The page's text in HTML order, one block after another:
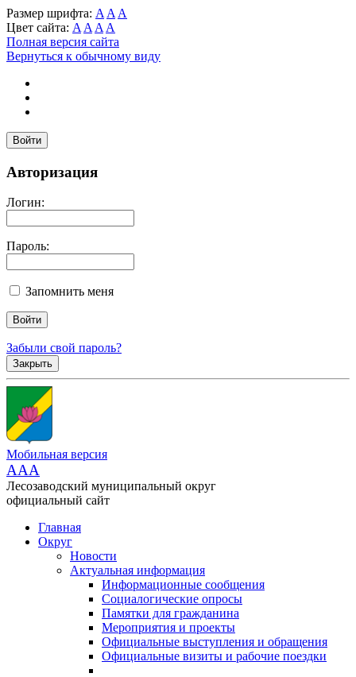
Размер шрифта: A A A
Цвет сайта: A A A A
Полная версия сайта
Вернуться к обычному виду
Войти
Авторизация
Логин:
Пароль:
Запомнить меня
Забыли свой пароль?
Закрыть
Мобильная версия
AAA
Лесозаводский муниципальный округ
официальный сайт
Главная
Округ
Новости
Актуальная информация
Информационные сообщения
Социалогические опросы
Памятки для гражданина
Мероприятия и проекты
Официальные выступления и обращения
Официальные визиты и рабочие поездки